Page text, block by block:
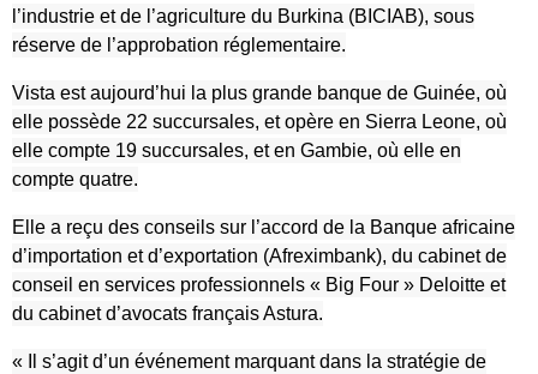
l’industrie et de l’agriculture du Burkina (BICIAB), sous
réserve de l’approbation réglementaire.
Vista est aujourd’hui la plus grande banque de Guinée, où
elle possède 22 succursales, et opère en Sierra Leone, où
elle compte 19 succursales, et en Gambie, où elle en
compte quatre.
Elle a reçu des conseils sur l’accord de la Banque africaine
d’importation et d’exportation (Afreximbank), du cabinet de
conseil en services professionnels « Big Four » Deloitte et
du cabinet d’avocats français Astura.
« Il s’agit d’un événement marquant dans la stratégie de